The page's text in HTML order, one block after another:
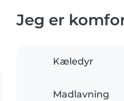
Jeg er
Kæledyr
Madlavning